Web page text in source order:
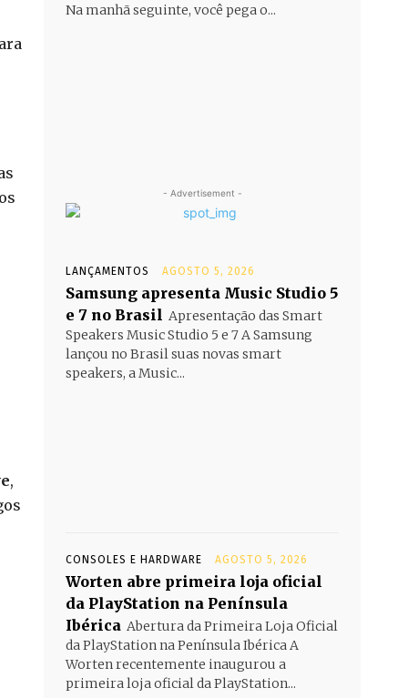
,
Na manhã seguinte, você pega o...
- Advertisement -
LANÇAMENTOS AGOSTO 5, 2026
Samsung apresenta Music Studio 5
e 7 no Brasil Apresentação das Smart
Speakers Music Studio 5 e 7 A Samsung
lançou no Brasil suas novas smart
speakers, a Music...
CONSOLES E HARDWARE AGOSTO 5, 2026
Worten abre primeira loja oficial
da PlayStation na Península
Ibérica Abertura da Primeira Loja Oficial
da PlayStation na Península Ibérica A
Worten recentemente inaugurou a
primeira loja oficial da PlayStation...